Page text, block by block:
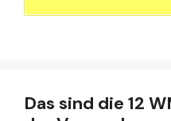
Das sind die 12